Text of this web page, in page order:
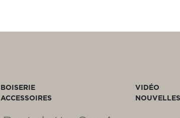
BOISERIE
ACCESSOIRES
VIDÉO
NOUVELLES